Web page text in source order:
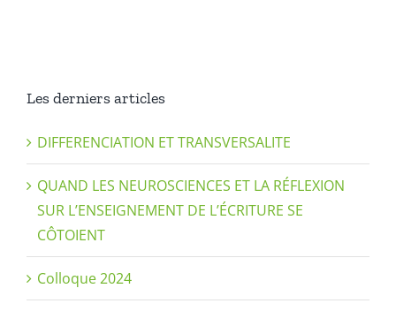
Les derniers articles
DIFFERENCIATION ET TRANSVERSALITE
QUAND LES NEUROSCIENCES ET LA RÉFLEXION
SUR L’ENSEIGNEMENT DE L’ÉCRITURE SE
CÔTOIENT
Colloque 2024